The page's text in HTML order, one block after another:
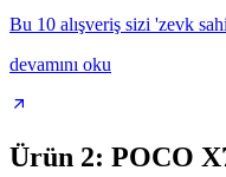
Bu 10 alışveriş sizi 'zevk
devamını oku
Ürün 2: POCO